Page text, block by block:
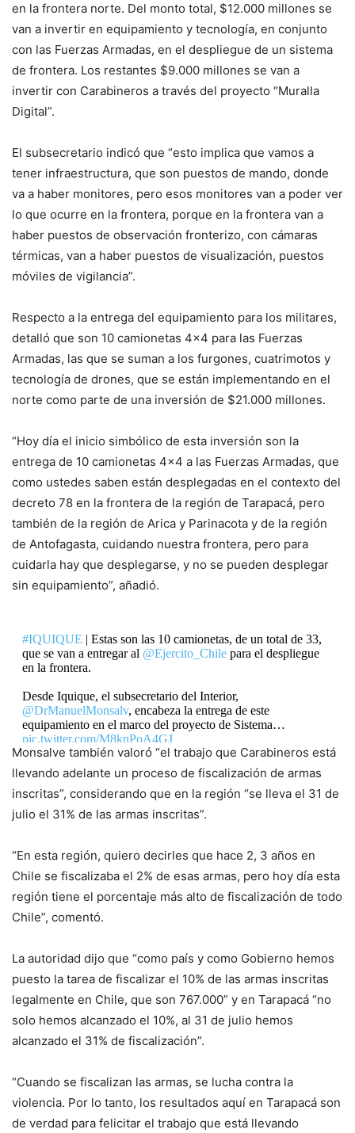
en la frontera norte. Del monto total, $12.000 millones se
van a invertir en equipamiento y tecnología, en conjunto
con las Fuerzas Armadas, en el despliegue de un sistema
de frontera. Los restantes $9.000 millones se van a
invertir con Carabineros a través del proyecto “Muralla
Digital”.
El subsecretario indicó que “esto implica que vamos a
tener infraestructura, que son puestos de mando, donde
va a haber monitores, pero esos monitores van a poder ver
lo que ocurre en la frontera, porque en la frontera van a
haber puestos de observación fronterizo, con cámaras
térmicas, van a haber puestos de visualización, puestos
móviles de vigilancia”.
Respecto a la entrega del equipamiento para los militares,
detalló que son 10 camionetas 4×4 para las Fuerzas
Armadas, las que se suman a los furgones, cuatrimotos y
tecnología de drones, que se están implementando en el
norte como parte de una inversión de $21.000 millones.
“Hoy día el inicio simbólico de esta inversión son la
entrega de 10 camionetas 4×4 a las Fuerzas Armadas, que
como ustedes saben están desplegadas en el contexto del
decreto 78 en la frontera de la región de Tarapacá, pero
también de la región de Arica y Parinacota y de la región
de Antofagasta, cuidando nuestra frontera, pero para
cuidarla hay que desplegarse, y no se pueden desplegar
sin equipamiento”, añadió.
#IQUIQUE | Estas son las 10 camionetas, de un total de 33,
que se van a entregar al @Ejercito_Chilepara el despliegue
en la frontera.
Desde Iquique, el subsecretario del Interior,
@DrManuelMonsalv, encabeza la entrega de este
equipamiento en el marco del proyecto de Sistema…
pic.twitter.com/M8knPoA4GJ
— RADIO PAULINA (@radiopaulina)September 6, 2024
Monsalve también valoró “el trabajo que Carabineros está
llevando adelante un proceso de fiscalización de armas
inscritas”, considerando que en la región “se lleva el 31 de
julio el 31% de las armas inscritas”.
“En esta región, quiero decirles que hace 2, 3 años en
Chile se fiscalizaba el 2% de esas armas, pero hoy día esta
región tiene el porcentaje más alto de fiscalización de todo
Chile”, comentó.
La autoridad dijo que “como país y como Gobierno hemos
puesto la tarea de fiscalizar el 10% de las armas inscritas
legalmente en Chile, que son 767.000” y en Tarapacá “no
solo hemos alcanzado el 10%, al 31 de julio hemos
alcanzado el 31% de fiscalización”.
“Cuando se fiscalizan las armas, se lucha contra la
violencia. Por lo tanto, los resultados aquí en Tarapacá son
de verdad para felicitar el trabajo que está llevando